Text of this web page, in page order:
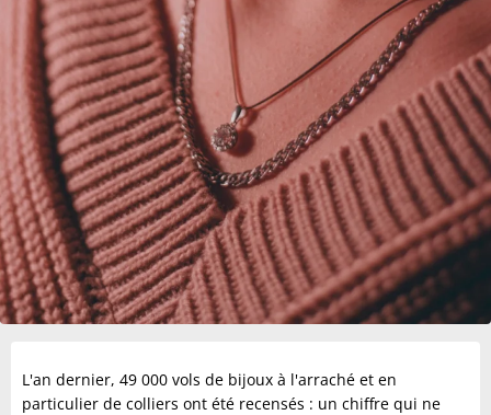
L'an dernier, 49 000 vols de bijoux à l'arraché et en
particulier de colliers ont été recensés : un chiffre qui ne